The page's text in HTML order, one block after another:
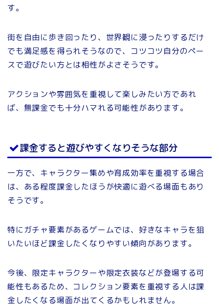
す。
街を自由に歩き回ったり、世界観に浸ったりするだけ
でも満足感を得られそうなので、コツコツ自分のペー
スで遊びたい方とは相性がよさそうです。
アクションや雰囲気を重視して楽しみたい方であれ
ば、無課金でも十分ハマれる可能性があります。
課金すると遊びやすくなりそうな部分
一方で、キャラクター集めや育成効率を重視する場合
は、ある程度課金したほうが快適に遊べる場面もあり
そうです。
特にガチャ要素があるゲームでは、好きなキャラを狙
いたいほど課金したくなりやすい傾向があります。
今後、限定キャラクターや限定衣装などが登場する可
能性もあるため、コレクション要素を重視する人は課
金したくなる場面が出てくるかもしれません。